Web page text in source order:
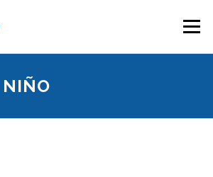
Menú
NIÑO